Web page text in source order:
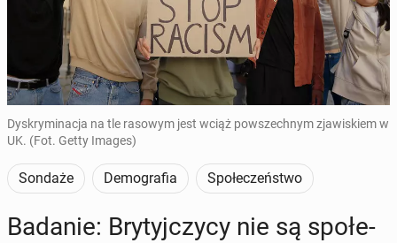
Dyskryminacja na tle rasowym jest wciąż powszechnym zjawiskiem w
UK. (Fot. Getty Images)
Sondaże Demografia Społeczeństwo
Badanie: Bry­tyj­czy­cy nie są spo­łe­